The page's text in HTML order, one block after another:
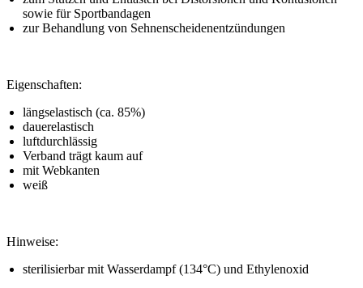
sowie für Sportbandagen
zur Behandlung von Sehnenscheidenentzündungen
Eigenschaften:
längselastisch (ca. 85%)
dauerelastisch
luftdurchlässig
Verband trägt kaum auf
mit Webkanten
weiß
Hinweise:
sterilisierbar mit Wasserdampf (134°C) und Ethylenoxid